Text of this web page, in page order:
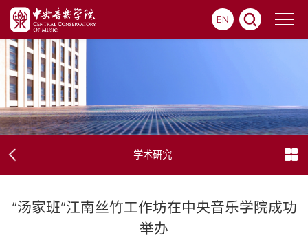
EN
学术研究
“汤家班”江南丝竹工作坊在中央音乐学院成功
举办